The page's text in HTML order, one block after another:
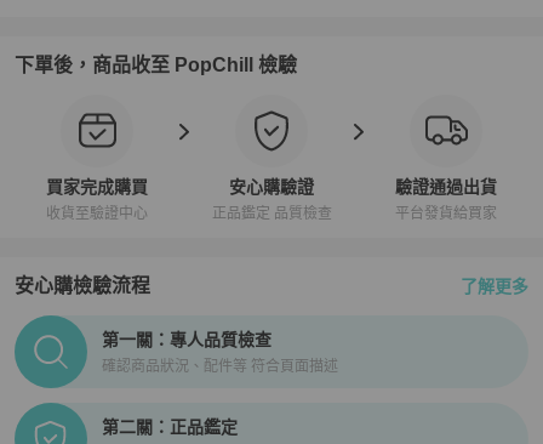
下單後，商品收至 PopChill 檢驗
買家完成購買
收貨至驗證中心
安心購驗證
正品鑑定 品質檢查
驗證通過出貨
平台發貨給買家
安心購檢驗流程 了解更多
PopChill拍拍圈正品驗證、安心購檢驗流程介紹
第一關：專人品質檢查
確認商品狀況、配件等 符合頁面描述
第二關：正品鑑定